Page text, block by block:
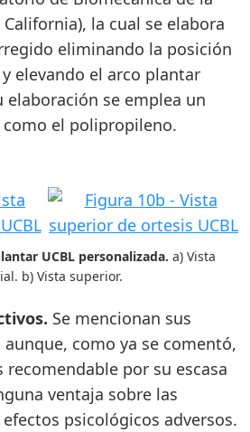
la cual se elabora
eliminando la posición
elevando el arco plantar
elaboración se emplea un
el polipropileno.
UCBL personalizada. a) Vista
b) Vista superior.
Se mencionan sus
como ya se comentó,
recomendable por su escasa
ventaja sobre las
psicológicos adversos.